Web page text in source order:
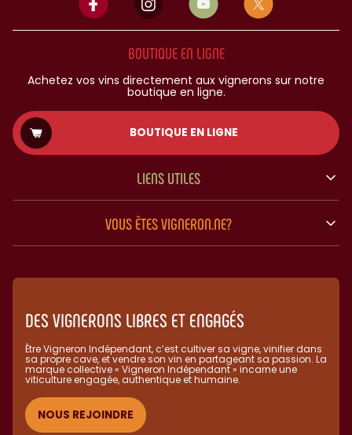
BOUTIQUE EN LIGNE
Achetez vos vins directement aux vignerons sur notre
boutique en ligne.
BOUTIQUE EN LIGNE
LIENS UTILES
VOUS ÊTES VIGNERON.NE?
DES VIGNERONS LIBRES ET ENGAGÉS
Être Vigneron Indépendant, c’est cultiver sa vigne, vinifier dans
sa propre cave, et vendre son vin en partageant sa passion. La
marque collective « Vigneron Indépendant » incarne une
viticulture engagée, authentique et humaine.​
NOUS REJOINDRE